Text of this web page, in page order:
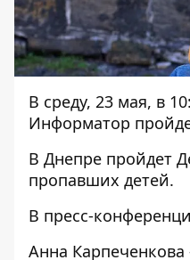
В среду, 23 мая, в
Информатор
В Днепре пройдет
пропавших детей.
В пресс-
Анна